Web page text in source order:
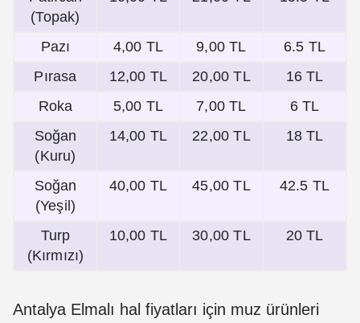
(Topak)
Pazı 4,00 TL 9,00 TL
6.5 TL
Pırasa
12,00 TL 20,00 TL
16 TL
Roka
5,00 TL 7,00 TL
6 TL
Soğan
(Kuru)
14,00 TL 22,00 TL 18 TL
Soğan
(Yeşil)
40,00 TL 45,00 TL 42.5 TL
Turp
(Kırmızı)
10,00 TL 30,00 TL 20 TL
Antalya Elmalı hal fiyatları için muz ürünleri